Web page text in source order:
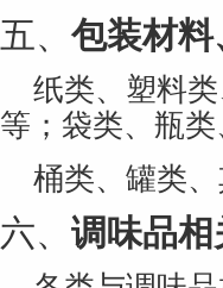
五、 包装材
纸类、塑料
等；袋类、瓶类
桶类、罐类、
六、 调味品相